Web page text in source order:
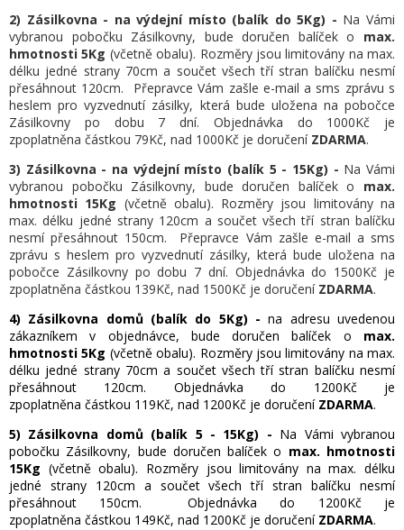
2) Zásilkovna - na výdejní místo (balík do 5Kg) - Na Vámi
vybranou pobočku Zásilkovny, bude doručen balíček o max.
hmotnosti 5Kg (včetně obalu). Rozměry jsou limitovány na max.
délku jedné strany 70cm a součet všech tří stran balíčku nesmí
přesáhnout 120cm. Přepravce Vám zašle e-mail a sms zprávu s
heslem pro vyzvednutí zásilky, která bude uložena na pobočce
Zásilkovny po dobu 7 dní. Objednávka do 1000Kč je
zpoplatněna částkou 79Kč, nad 1000Kč je doručení ZDARMA.
3) Zásilkovna - na výdejní místo (balík 5 - 15Kg) - Na Vámi
vybranou pobočku Zásilkovny, bude doručen balíček o max.
hmotnosti 15Kg (včetně obalu). Rozměry jsou limitovány na
max. délku jedné strany 120cm a součet všech tří stran balíčku
nesmí přesáhnout 150cm. Přepravce Vám zašle e-mail a sms
zprávu s heslem pro vyzvednutí zásilky, která bude uložena na
pobočce Zásilkovny po dobu 7 dní. Objednávka do 1500Kč je
zpoplatněna částkou 139Kč, nad 1500Kč je doručení ZDARMA.
4) Zásilkovna domů (balík do 5Kg) -na adresu uvedenou
zákazníkem v objednávce, bude doručen balíček o max.
hmotnosti 5Kg (včetně obalu). Rozměry jsou limitovány na max.
délku jedné strany 70cm a součet všech tří stran balíčku nesmí
přesáhnout 120cm. Objednávka do 1200Kč je
zpoplatněna částkou 119Kč, nad 1200Kč je doručení ZDARMA.
5) Zásilkovna domů (balík 5 - 15Kg) - Na Vámi vybranou
pobočku Zásilkovny, bude doručen balíček o max. hmotnosti
15Kg (včetně obalu). Rozměry jsou limitovány na max. délku
jedné strany 120cm a součet všech tří stran balíčku nesmí
přesáhnout 150cm. Objednávka do 1200Kč je
zpoplatněna částkou 149Kč, nad 1200Kč je doručení ZDARMA.